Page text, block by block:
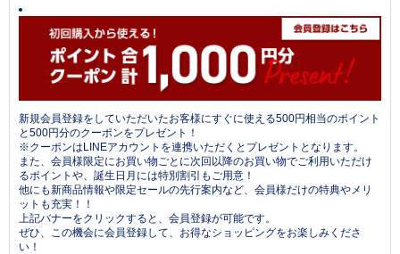
新規会員登録をしていただいたお客様にすぐに使える500円相当のポイント
と500円分のクーポンをプレゼント！
※クーポンはLINEアカウントを連携いただくとプレゼントとなります。
また、会員様限定にお買い物ごとに次回以降のお買い物でご利用いただけ
るポイントや、誕生日月には特別割引もご用意！
他にも新商品情報や限定セールの先行案内など、会員様だけの特典やメリ
ットも充実！！
上記バナーをクリックすると、会員登録が可能です。
ぜひ、この機会に会員登録して、お得なショッピングをお楽しみくださ
い！